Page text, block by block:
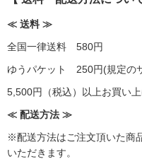
≪ 送料 ≫
全国一律送料 580円
ゆうパケット 250円(規定の
5,500円（税込）以上お買い
≪ 配送方法 ≫
※配送方法はご注文頂いた商
いただきます。